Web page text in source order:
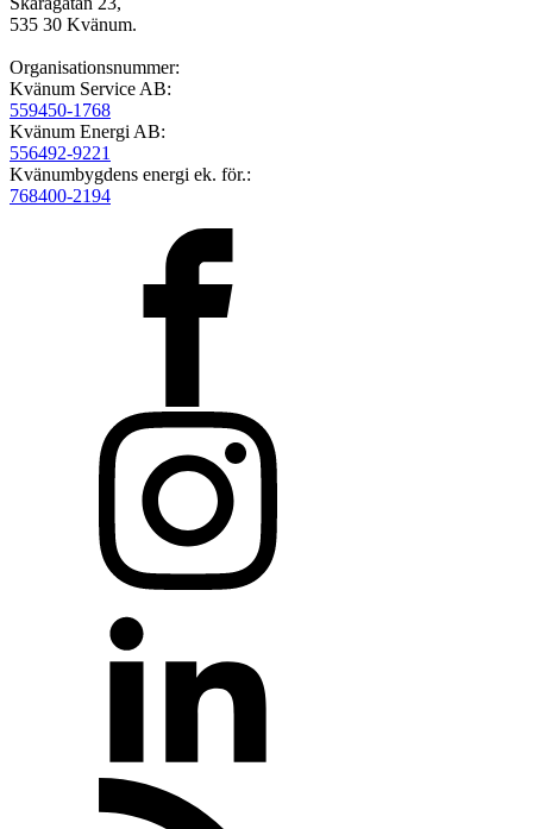
535 30 Kvänum.
Organisationsnummer:
Kvänum Service AB:
559450-1768
Kvänum Energi AB:
556492-9221
Kvänumbygdens energi ek. för.:
768400-2194